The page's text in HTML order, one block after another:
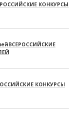
КОНКУРСЫ
ВСЕРОССИЙСКИЕ
КОНКУРСЫ